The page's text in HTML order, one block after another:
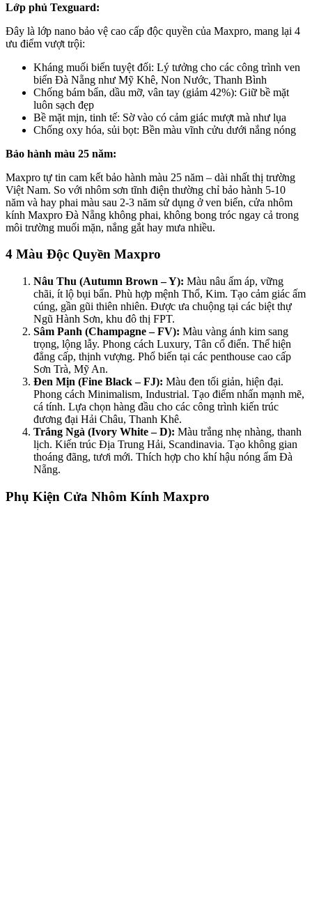
Lớp phủ Texguard:
Đây là lớp nano bảo vệ cao cấp độc quyền của Maxpro, mang lại 4
ưu điểm vượt trội:
Kháng muối biển tuyệt đối: Lý tưởng cho các công trình ven
biển Đà Nẵng như Mỹ Khê, Non Nước, Thanh Bình
Chống bám bẩn, dầu mỡ, vân tay (giảm 42%): Giữ bề mặt
luôn sạch đẹp
Bề mặt mịn, tinh tế: Sờ vào có cảm giác mượt mà như lụa
Chống oxy hóa, sủi bọt: Bền màu vĩnh cửu dưới nắng nóng
Bảo hành màu 25 năm:
Maxpro tự tin cam kết bảo hành màu 25 năm – dài nhất thị trường
Việt Nam. So với nhôm sơn tĩnh điện thường chỉ bảo hành 5-10
năm và hay phai màu sau 2-3 năm sử dụng ở ven biển, cửa nhôm
kính Maxpro Đà Nẵng không phai, không bong tróc ngay cả trong
môi trường muối mặn, nắng gắt hay mưa nhiều.
4 Màu Độc Quyền Maxpro
Nâu Thu (Autumn Brown – Y): Màu nâu ấm áp, vững
chãi, ít lộ bụi bẩn. Phù hợp mệnh Thổ, Kim. Tạo cảm giác ấm
cúng, gần gũi thiên nhiên. Được ưa chuộng tại các biệt thự
Ngũ Hành Sơn, khu đô thị FPT.
Sâm Panh (Champagne – FV): Màu vàng ánh kim sang
trọng, lộng lẫy. Phong cách Luxury, Tân cổ điển. Thể hiện
đẳng cấp, thịnh vượng. Phổ biến tại các penthouse cao cấp
Sơn Trà, Mỹ An.
Đen Mịn (Fine Black – FJ): Màu đen tối giản, hiện đại.
Phong cách Minimalism, Industrial. Tạo điểm nhấn mạnh mẽ,
cá tính. Lựa chọn hàng đầu cho các công trình kiến trúc
đương đại Hải Châu, Thanh Khê.
Trắng Ngà (Ivory White – D): Màu trắng nhẹ nhàng, thanh
lịch. Kiến trúc Địa Trung Hải, Scandinavia. Tạo không gian
thoáng đãng, tươi mới. Thích hợp cho khí hậu nóng ẩm Đà
Nẵng.
Phụ Kiện Cửa Nhôm Kính Maxpro